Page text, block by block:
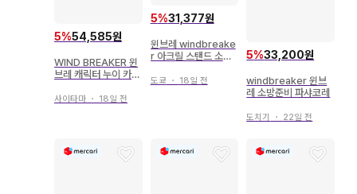
5%54,585원
WIND BREAKER 윈
브레 캐릭터 누이 카지
사이타마 ・ 18일 전
5%31,377원
윈브레 windbreake
r 아크릴 스탠드 소방
도쿄 ・ 18일 전
5%33,200원
windbreaker 윈브
레 소방준비 파샤코레
도치기 ・ 22일 전